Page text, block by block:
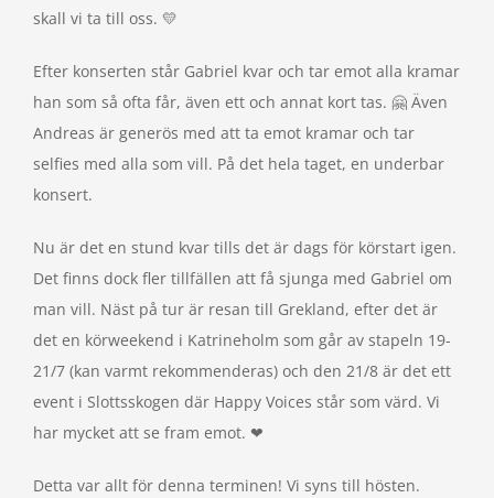
skall vi ta till oss. 💛
Efter konserten står Gabriel kvar och tar emot alla kramar
han som så ofta får, även ett och annat kort tas. 🤗 Även
Andreas är generös med att ta emot kramar och tar
selfies med alla som vill. På det hela taget, en underbar
konsert.
Nu är det en stund kvar tills det är dags för körstart igen.
Det finns dock fler tillfällen att få sjunga med Gabriel om
man vill. Näst på tur är resan till Grekland, efter det är
det en körweekend i Katrineholm som går av stapeln 19-
21/7 (kan varmt rekommenderas) och den 21/8 är det ett
event i Slottsskogen där Happy Voices står som värd. Vi
har mycket att se fram emot. ❤
Detta var allt för denna terminen! Vi syns till hösten.